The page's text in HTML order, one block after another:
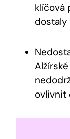
klíčová
ovlivnit